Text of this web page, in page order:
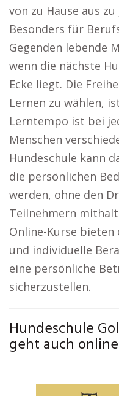
von zu Hause aus
Besonders für
Gegenden lebende
wenn die nächste
Ecke liegt. Die
Lernen zu wählen,
Lerntempo ist bei
Menschen
Hundeschule kann
die persönlichen
werden, ohne den
Teilnehmern
Online-Kurse bieten
und individuelle
eine persönliche
sicherzustellen.
Hundeschule
geht auch online